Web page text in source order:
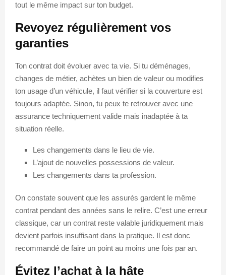
tout le même impact sur ton budget.
Revoyez régulièrement vos
garanties
Ton contrat doit évoluer avec ta vie. Si tu déménages,
changes de métier, achètes un bien de valeur ou modifies
ton usage d’un véhicule, il faut vérifier si la couverture est
toujours adaptée. Sinon, tu peux te retrouver avec une
assurance techniquement valide mais inadaptée à ta
situation réelle.
Les changements dans le lieu de vie.
L’ajout de nouvelles possessions de valeur.
Les changements dans ta profession.
On constate souvent que les assurés gardent le même
contrat pendant des années sans le relire. C’est une erreur
classique, car un contrat reste valable juridiquement mais
devient parfois insuffisant dans la pratique. Il est donc
recommandé de faire un point au moins une fois par an.
Évitez l’achat à la hâte